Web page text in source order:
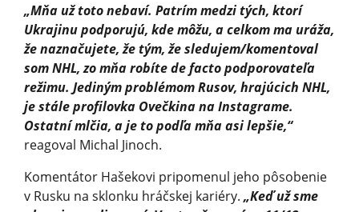
„Mňa už toto nebaví. Patrím medzi tých, ktorí
Ukrajinu podporujú, kde môžu, a celkom ma uráža,
že naznačujete, že tým, že sledujem/komentoval
som NHL, zo mňa robíte de facto podporovateľa
režimu. Jediným problémom Rusov, hrajúcich NHL,
je stále profilovka Ovečkina na Instagrame.
Ostatní mlčia, a je to podľa mňa asi lepšie,“
reagoval Michal Jinoch.
Komentátor Hašekovi pripomenul jeho pôsobenie
v Rusku na sklonku hráčskej kariéry. „Keď už sme